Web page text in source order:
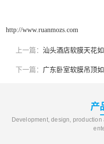
http://www.ruanmozs.com
上一篇： 汕头酒店软膜天花
下一篇： 广东卧室软膜吊顶
产
Development, design,